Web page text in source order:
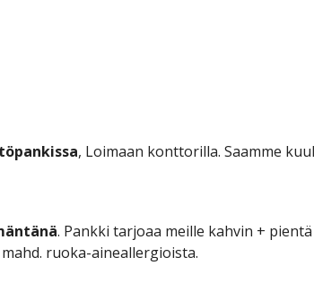
, Loimaan konttorilla. Saamme
. Pankki tarjoaa meille kahvin +
ruoka-aineallergioista.